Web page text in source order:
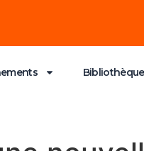
Bibliothèque